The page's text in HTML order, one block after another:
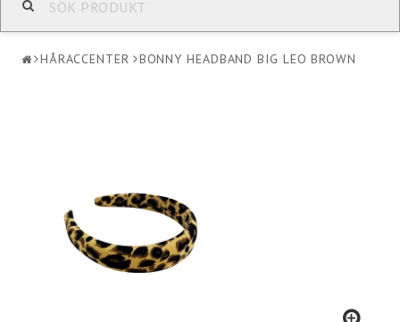
HÅRACCENTER BONNY HEADBAND BIG LEO BROWN